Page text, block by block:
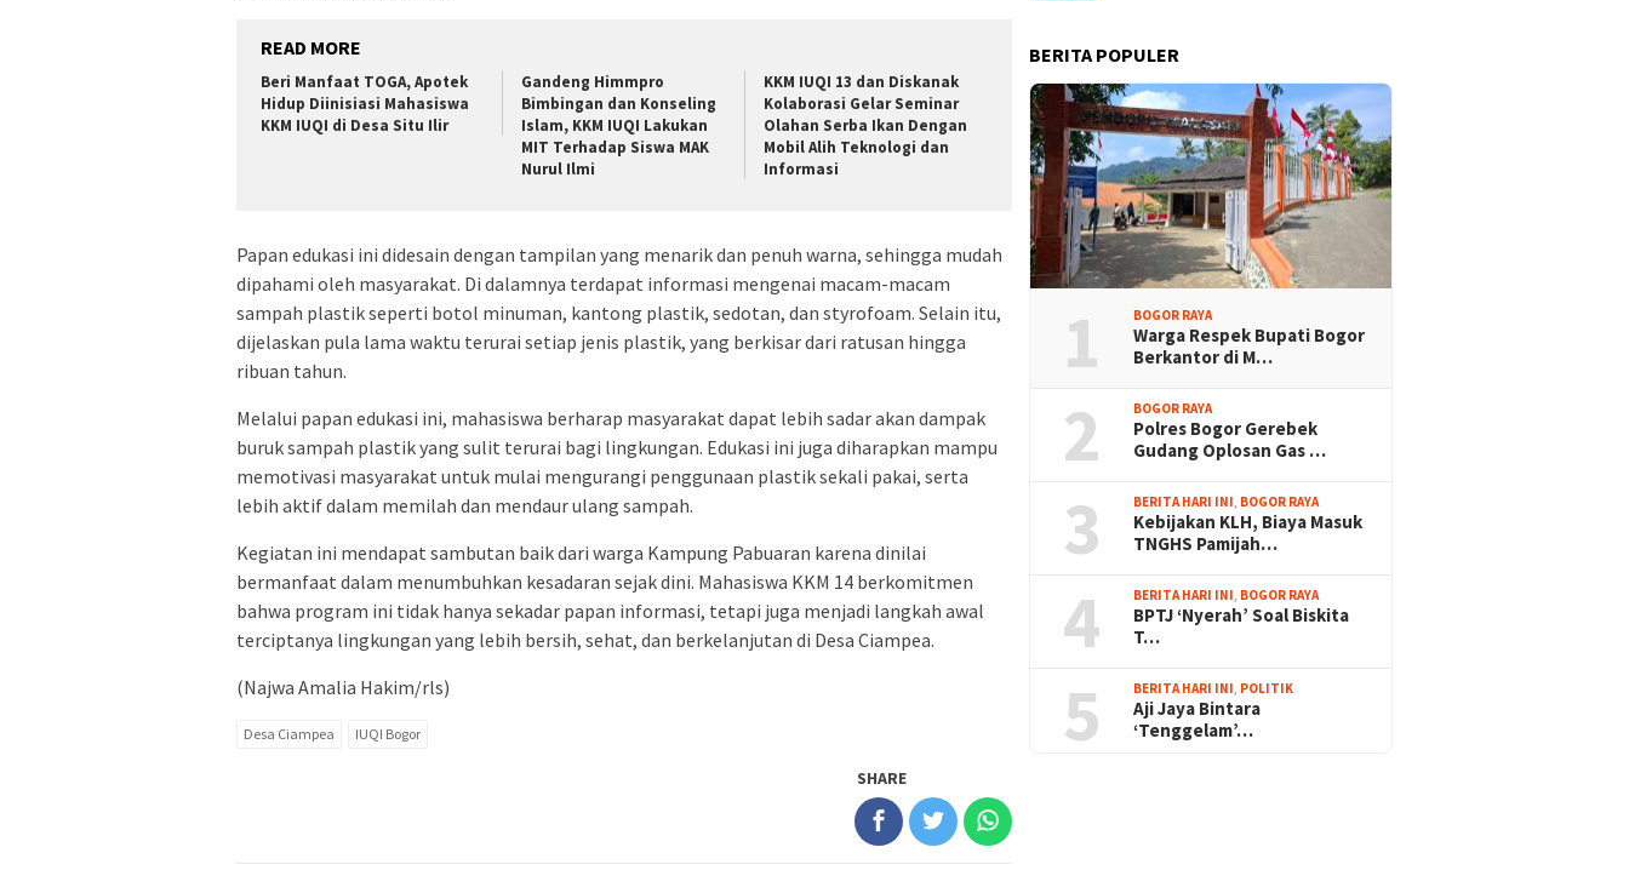
READ MORE
Beri Manfaat TOGA, Apotek
Hidup Diinisiasi Mahasiswa
KKM IUQI di Desa Situ Ilir
Gandeng Himmpro
Bimbingan dan Konseling
Islam, KKM IUQI Lakukan
MIT Terhadap Siswa MAK
Nurul Ilmi
KKM IUQI 13 dan Diskanak
Kolaborasi Gelar Seminar
Olahan Serba Ikan Dengan
Mobil Alih Teknologi dan
Informasi
Papan edukasi ini didesain dengan tampilan yang menarik dan penuh warna, sehingga mudah
dipahami oleh masyarakat. Di dalamnya terdapat informasi mengenai macam-macam
sampah plastik seperti botol minuman, kantong plastik, sedotan, dan styrofoam. Selain itu,
dijelaskan pula lama waktu terurai setiap jenis plastik, yang berkisar dari ratusan hingga
ribuan tahun.
Melalui papan edukasi ini, mahasiswa berharap masyarakat dapat lebih sadar akan dampak
buruk sampah plastik yang sulit terurai bagi lingkungan. Edukasi ini juga diharapkan mampu
memotivasi masyarakat untuk mulai mengurangi penggunaan plastik sekali pakai, serta
lebih aktif dalam memilah dan mendaur ulang sampah.
Kegiatan ini mendapat sambutan baik dari warga Kampung Pabuaran karena dinilai
bermanfaat dalam menumbuhkan kesadaran sejak dini. Mahasiswa KKM 14 berkomitmen
bahwa program ini tidak hanya sekadar papan informasi, tetapi juga menjadi langkah awal
terciptanya lingkungan yang lebih bersih, sehat, dan berkelanjutan di Desa Ciampea.
(Najwa Amalia Hakim/rls)
Desa Ciampea IUQI Bogor
SHARE
BERITA POPULER
1 BOGOR RAYA
Warga Respek Bupati Bogor
Berkantor di M…
2 BOGOR RAYA
Polres Bogor Gerebek
Gudang Oplosan Gas …
3 BERITA HARI INI, BOGOR RAYA
Kebijakan KLH, Biaya Masuk
TNGHS Pamijah…
4 BERITA HARI INI, BOGOR RAYA
BPTJ ‘Nyerah’ Soal Biskita
T…
5 BERITA HARI INI, POLITIK
Aji Jaya Bintara
‘Tenggelam’…